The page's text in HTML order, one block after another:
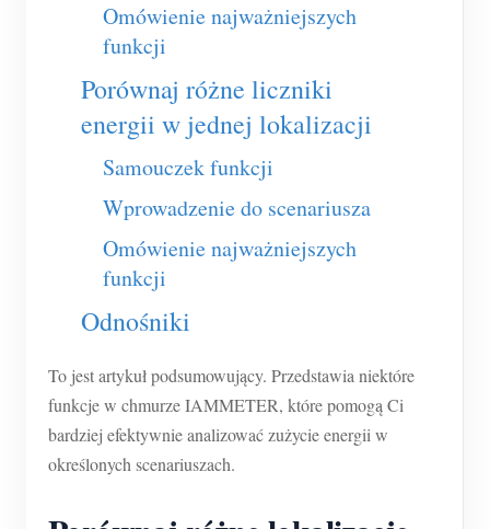
Ładowarka EV
Symulator IAMMETER
Licznik wirtualny
System prognozowania i symulacji energii
Aplikacje
Monitor energii systemu PV
Monitor zużycia energii elektrycznej
System sterowania grzałką PV
Monitorowanie energii w fabryce
Sklep
Zasoby
Szybki start produktu
Dokumentacja
Film instruktażowy
FAQ
Społeczność
Program współtwórców
Aktywności IAMMETER
Rozwiązania
Kontakt
O nas
Omówienie najważniejszych
funkcji
Porównaj różne liczniki
energii w jednej lokalizacji
Samouczek funkcji
Wprowadzenie do scenariusza
Omówienie najważniejszych
funkcji
Odnośniki
To jest artykuł podsumowujący. Przedstawia niektóre
funkcje w chmurze IAMMETER, które pomogą Ci
bardziej efektywnie analizować zużycie energii w
określonych scenariuszach.